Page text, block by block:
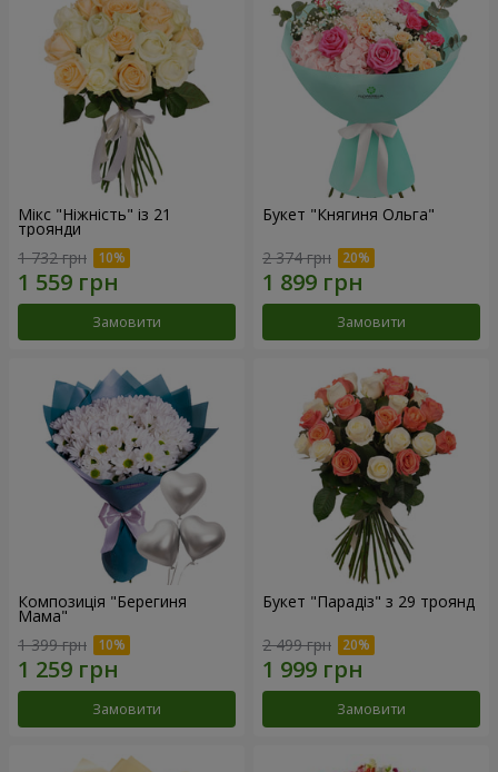
Мікс "Ніжність" із 21
троянди
1 732 грн
Замовити
Букет "Княгиня Ольга"
2 374 грн
Замовити
Композиція "Берегиня
Мама"
1 399 грн
Замовити
Букет "Парадіз" з 29 троянд
2 499 грн
Замовити